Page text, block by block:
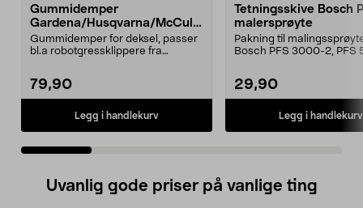
Gummidemper
Gardena/Husqvarna/McCullo
ch/Flymo
Gummidemper for deksel, passer
bl.a robotgressklippere fra
79,90
Legg i handlekurv
Tetningsskive Bosch
malersprøyte
Pakning til
Bosch PFS 3000-2, PFS
29,90
Legg i handlekurv
Uvanlig gode priser på vanlige ting